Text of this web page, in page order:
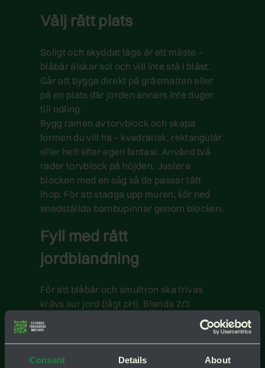
Consent Details About
Välj rätt plats
Soligt och skyddat läge är ett måste –
blåbär älskar sol och vill inte stå i blåst.
Går att bygga direkt på gräsmattan eller
på en plats där jorden annars inte duger
till odling.
Bygg ramen av torvblock och skapa
formen du vill ha – kvadratisk, rektangulär
eller helt efter egen fantasi. Använd två
rader torvblock på höjden. Justera
blocken med en såg så de passar tätt
ihop. För att stadga upp muren, kör ned
snedställda bambupinnar genom blocken.
Fyll med rätt
jordblandning
För att blåbär och smultron ska trivas
krävs sur jord (lågt pH). Blanda 2/3
rhododendronjord, barkmull eller okalkad
lövkompost.